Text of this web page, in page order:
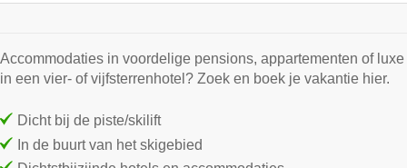
Accommodaties in voordelige pensions, appartementen of luxe
in een vier- of vijfsterrenhotel? Zoek en boek je vakantie hier.
Dicht bij de piste/skilift
In de buurt van het skigebied